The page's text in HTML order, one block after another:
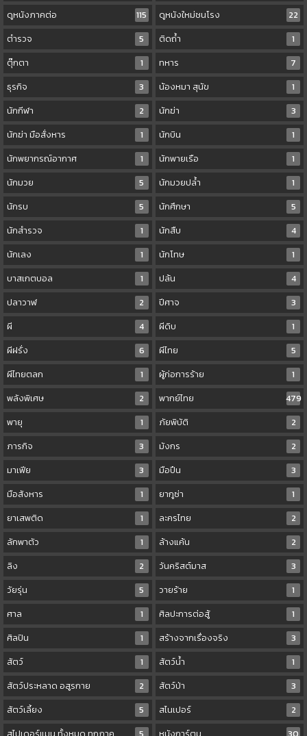
ดูหนังภาคต่อ
115 ดูหนังใหม่ชนโรง
22
ตำรวจ
5 ติดถ้ำ
1
ตุ๊กตา
1 ทหาร
7
ธุรกิจ
3 น้องหมา สุนัข
1
นักกีฬา
2 นักฆ่า
3
นักฆ่า มือสั่งหาร
1 นักบิน
1
นักพยากรณ์อากาศ
1 นักพายเรือ
1
นักมวย
5 นักมวยปล้ำ
1
นักรบ
5 นักศึกษา
5
นักสำรวจ
1 นักสืบ
4
นักเลง
1 นักโทษ
1
บาสเกตบอล
1 ปล้น
4
ปลาวาฬ
2 ปีศาจ
3
ผี
4 ผีดิบ
1
ผีฝรั่ง
6 ผีไทย
5
ผีไทยตลก
1 ผู้ก่อการร้าย
1
พลังพิเศษ
2 พากย์ไทย
479
พายุ
1 ภัยพิบัติ
2
ภารกิจ
3 มังกร
2
มาเฟีย
3 มือปืน
3
มือสังหาร
1 ยากูซ่า
1
ยาเสพติด
1 ละครไทย
2
ลักพาตัว
1 ล้างแค้น
2
ลิง
2 วันคริสต์มาส
3
วัยรุ่น
5 วายร้าย
1
ศาล
1 ศิลปะการต่อสู้
1
ศิลปิน
1 สร้างจากเรื่องจริง
3
สัตว์
1 สัตว์น้ำ
1
สัตว์ประหลาด อสูรกาย
2 สัตว์ป่า
3
สัตว์เลี้ยง
5 สไนเปอร์
2